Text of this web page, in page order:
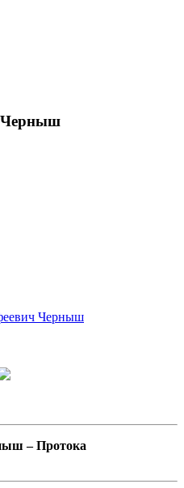
Черныш
–Протока